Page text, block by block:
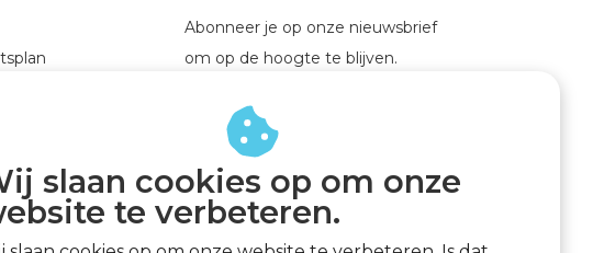
Cycleworld
Abonneer je op onze nieuwsbrief
om op de hoogte te blijven.
ABONNEER
slaan cookies op om onze
te verbeteren.